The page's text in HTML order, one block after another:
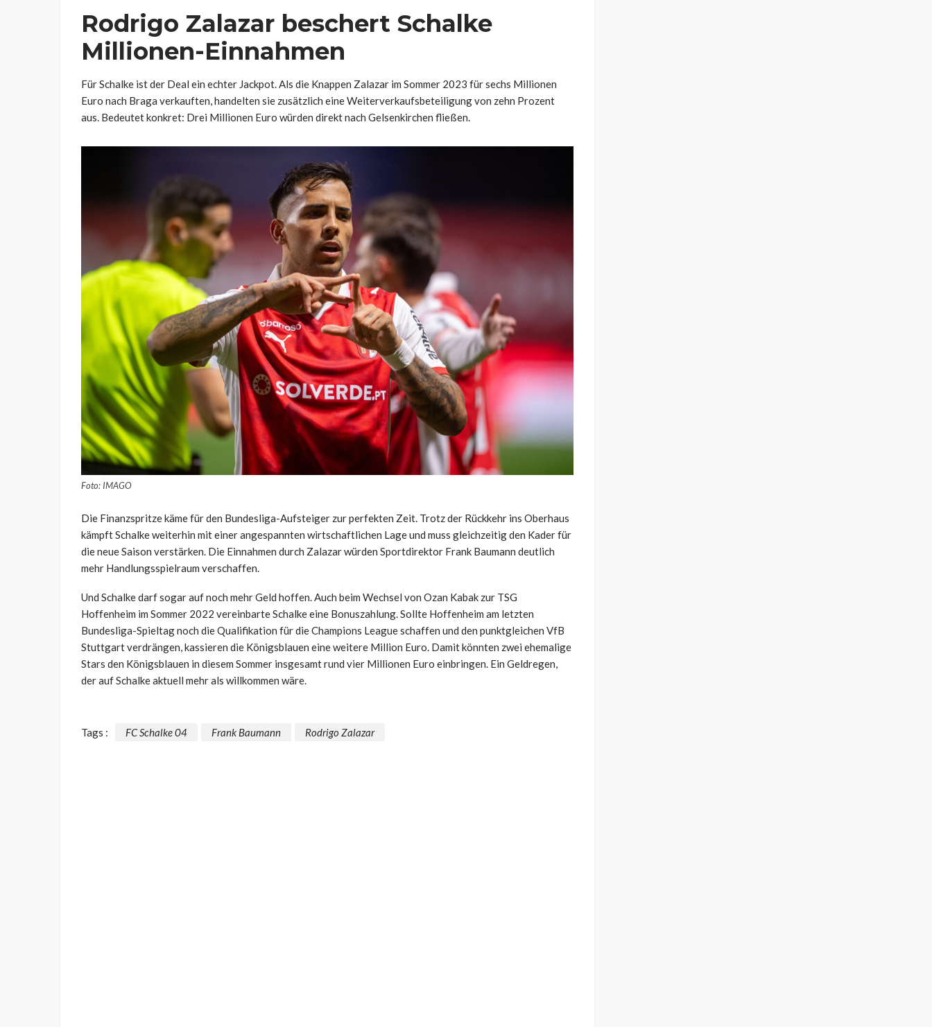
Rodrigo Zalazar beschert Schalke
Millionen-Einnahmen
Für Schalke ist der Deal ein echter Jackpot. Als die Knappen Zalazar im Sommer 2023 für sechs Millionen
Euro nach Braga verkauften, handelten sie zusätzlich eine Weiterverkaufsbeteiligung von zehn Prozent
aus. Bedeutet konkret: Drei Millionen Euro würden direkt nach Gelsenkirchen fließen.
Foto: IMAGO
Die Finanzspritze käme für den Bundesliga-Aufsteiger zur perfekten Zeit. Trotz der Rückkehr ins Oberhaus
kämpft Schalke weiterhin mit einer angespannten wirtschaftlichen Lage und muss gleichzeitig den Kader für
die neue Saison verstärken. Die Einnahmen durch Zalazar würden Sportdirektor Frank Baumann deutlich
mehr Handlungsspielraum verschaffen.
Und Schalke darf sogar auf noch mehr Geld hoffen. Auch beim Wechsel von Ozan Kabak zur TSG
Hoffenheim im Sommer 2022 vereinbarte Schalke eine Bonuszahlung. Sollte Hoffenheim am letzten
Bundesliga-Spieltag noch die Qualifikation für die Champions League schaffen und den punktgleichen VfB
Stuttgart verdrängen, kassieren die Königsblauen eine weitere Million Euro. Damit könnten zwei ehemalige
Stars den Königsblauen in diesem Sommer insgesamt rund vier Millionen Euro einbringen. Ein Geldregen,
der auf Schalke aktuell mehr als willkommen wäre.
Tags : FC Schalke 04 Frank Baumann Rodrigo Zalazar